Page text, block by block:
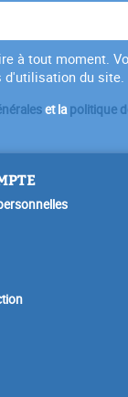
à tout moment.
d'utilisation du site.
et lapolitique